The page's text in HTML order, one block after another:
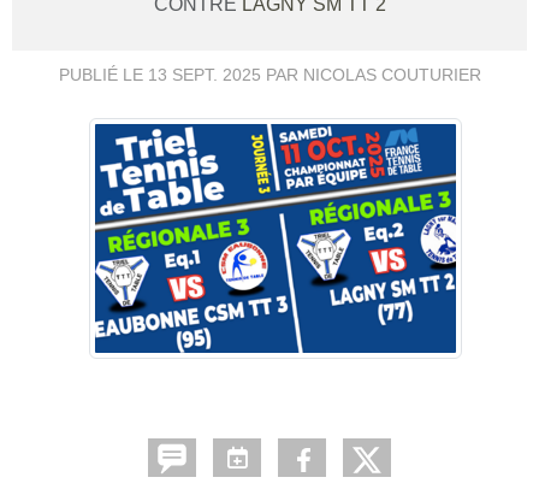
CONTRE LAGNY SM TT 2
PUBLIÉ LE 13 SEPT. 2025 PAR NICOLAS COUTURIER